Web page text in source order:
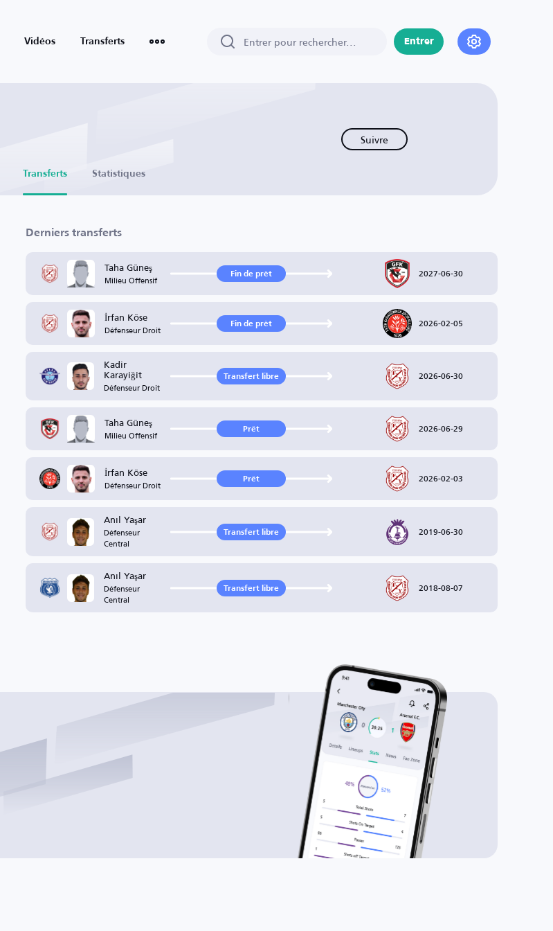
Vidéos Transferts Entrer
Suivre
Transferts Statistiques
Derniers transferts
Taha Güneş
Milieu Offensif Fin de prêt 2027-06-30
İrfan Köse
Défenseur Droit Fin de prêt 2026-02-05
Kadir
Karayiğit
Défenseur Droit
Transfert libre 2026-06-30
Taha Güneş
Milieu Offensif Prêt 2026-06-29
İrfan Köse
Défenseur Droit Prêt 2026-02-03
Anıl Yaşar
Défenseur
Central
Transfert libre 2019-06-30
Anıl Yaşar
Défenseur
Central
Transfert libre 2018-08-07